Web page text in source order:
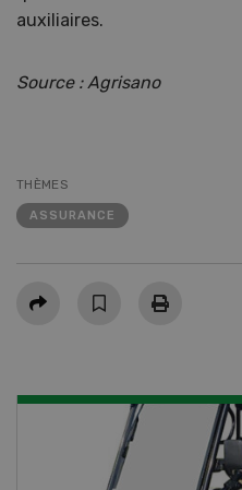
auxiliaires.
Source : Agrisano
THÈMES
ASSURANCE
Partager